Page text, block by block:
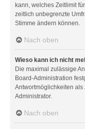
kann, welches Zeitlimit
zeitlich unbegrenzte
Stimme ändern können.
Nach oben
Wieso kann ich nicht
Die maximal zulässige
Board-Administration
Antwortmöglichkeiten
Administrator.
Nach oben